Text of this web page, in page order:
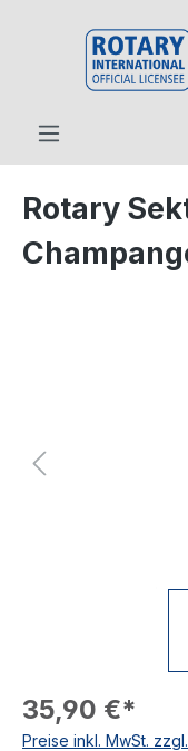
Rotary
35,90 €*
Preise inkl. MwSt.